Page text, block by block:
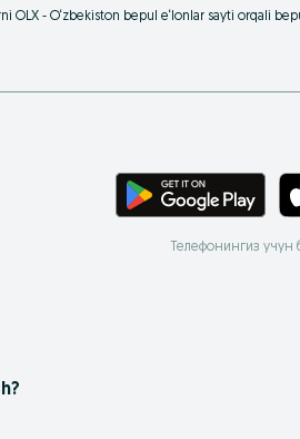
OLX - O‘zbekiston bepul e‘lonlar sayti orqali
Телефонингиз учун